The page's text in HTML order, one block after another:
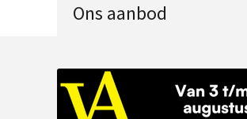
Ons aanbod